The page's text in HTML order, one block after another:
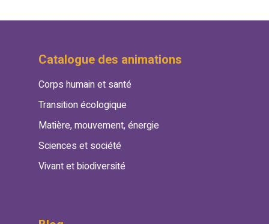
Catalogue des animations
Corps humain et santé
Transition écologique
Matière, mouvement, énergie
Sciences et société
Vivant et biodiversité